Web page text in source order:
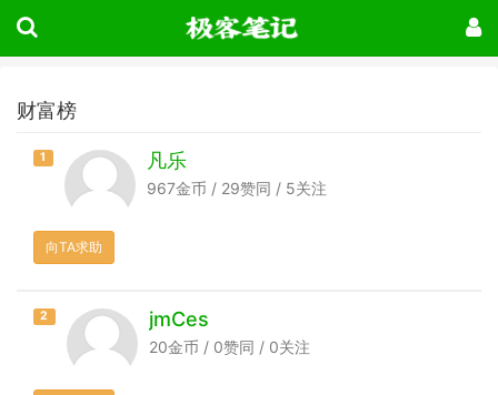
财富榜
1 凡乐
967金币 / 29赞同 / 5关注
向TA求助
2 jmCes
20金币 / 0赞同 / 0关注